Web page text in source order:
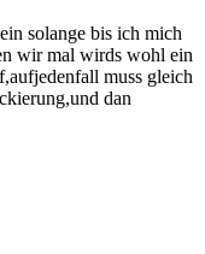
solange bis ich mich
wir mal wirds wohl ein
muss gleich
dan